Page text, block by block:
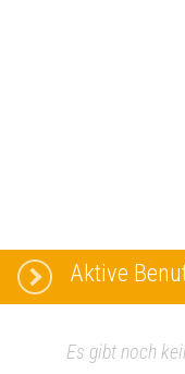
Aktive
Es gibt noch